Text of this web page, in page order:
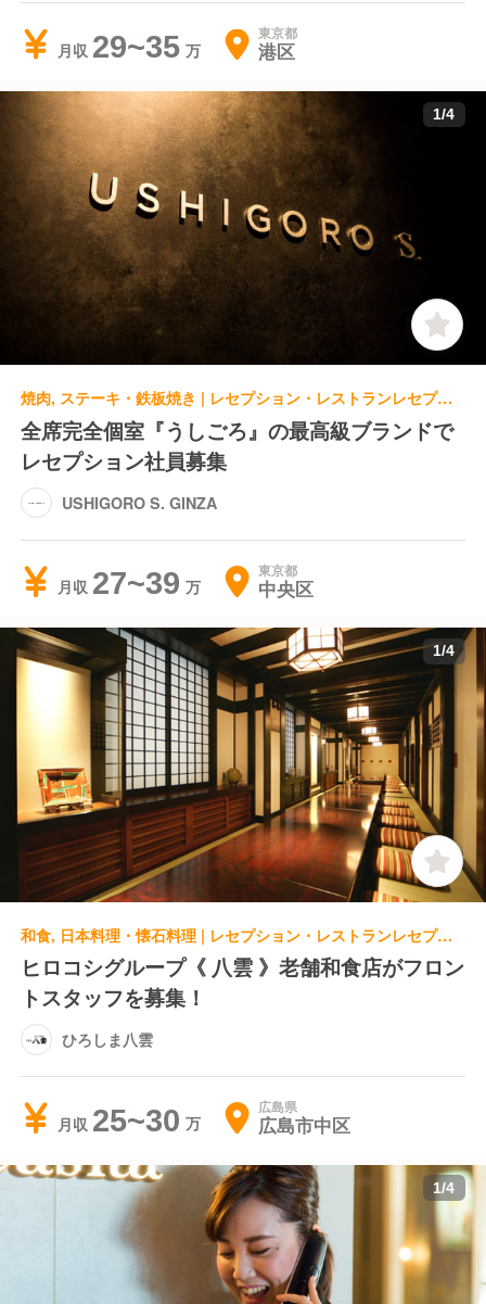
月収 29~35 東京都
港区
1/4
焼肉, ステーキ・鉄板焼き | レセプション・レストランレセプション | USHIGORO S. GINZA
全席完全個室『うしごろ』の最高級ブランドで
レセプション社員募集
USHIGORO S. GINZA
月収 27~39 東京都
中央区
1/4
和食, 日本料理・懐石料理 | レセプション・レストランレセプション | ひろしま八雲
ヒロコシグループ《 八雲 》老舗和食店がフロン
トスタッフを募集！
ひろしま八雲
月収 25~30 広島県
広島市中区
1/4